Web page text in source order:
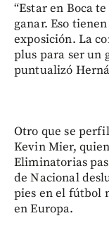
“Estar en Boca
ganar. Eso
exposición. La
plus para ser un
puntualizó
Otro que se
Kevin Mier,
Eliminatorias
de Nacional
pies en el fútbol
en Europa.